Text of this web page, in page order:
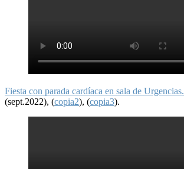
Fiesta con parada cardíaca en sala de Urgencias.
(sept.2022), (copia2), (copia3).